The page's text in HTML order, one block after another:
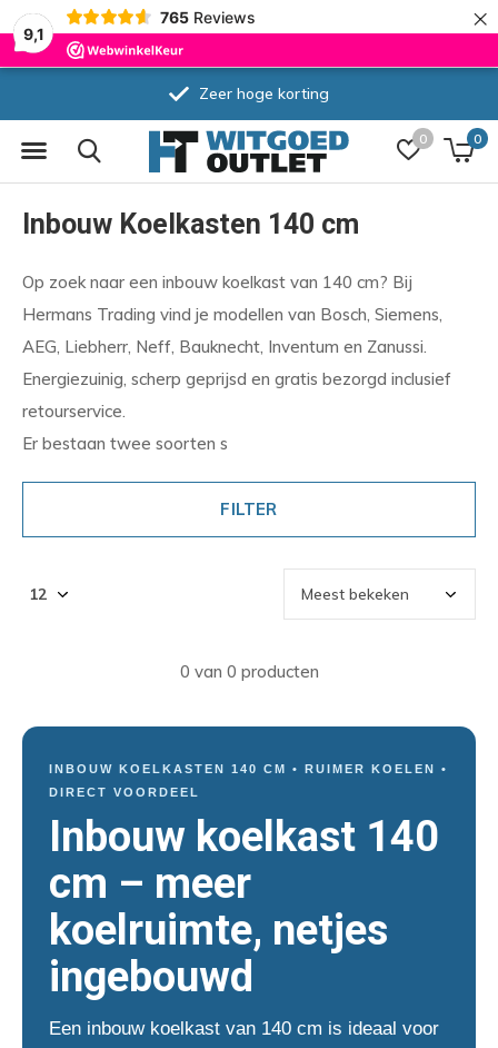
9,1
765 Reviews ×
0 0
Zeer hoge korting
Inbouw Koelkasten 140 cm
Op zoek naar een inbouw koelkast van 140 cm? Bij
Hermans Trading vind je modellen van Bosch, Siemens,
AEG, Liebherr, Neff, Bauknecht, Inventum en Zanussi.
Energiezuinig, scherp geprijsd en gratis bezorgd inclusief
retourservice.
Er bestaan twee soorten s
FILTER
0 van 0 producten
INBOUW KOELKASTEN 140 CM • RUIMER KOELEN •
DIRECT VOORDEEL
Inbouw koelkast 140
cm – meer
koelruimte, netjes
ingebouwd
Een inbouw koelkast van 140 cm is ideaal voor